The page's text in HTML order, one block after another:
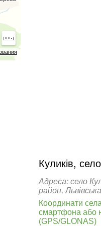
Куликів, село
Адреса: село
район,
Координати
смартфона або
(GPS/GLONAS)